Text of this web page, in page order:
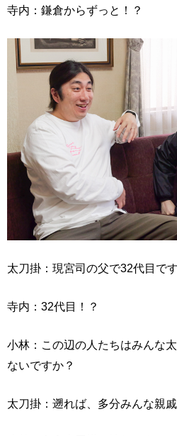
寺内：鎌倉からずっと！？
太刀掛：現宮司の父で32代目です
寺内：32代目！？
小林：この辺の人たちはみんな
ないですか？
太刀掛：遡れば、多分みんな親